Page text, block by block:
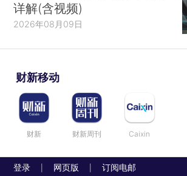
详解(含视频)
2026年08月09日
财新移动
财新 财新周刊 Caixin
登录 网页版 订阅电邮